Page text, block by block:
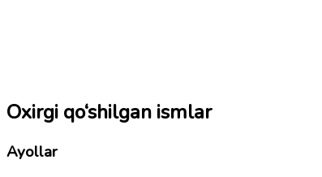
Oxirgi qo‘shilgan ismlar
Ayollar